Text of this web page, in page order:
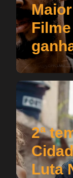
2ª
Luta